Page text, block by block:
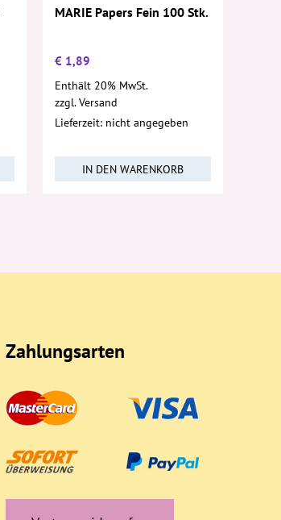
MARIE Papers Fein 100 Stk.
€ 1,89
Enthält 20% MwSt.
zzgl.Versand
Lieferzeit: nicht angegeben
IN DEN WARENKORB
Zahlungsarten